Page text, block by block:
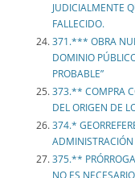
JUDICIALMENTE
FALLECIDO.
371.*** OBRA
DOMINIO
PROBABLE”
373.** COMPRA
DEL ORIGEN DE
374.*
ADMINISTRACIÓN
375.**
NO ES